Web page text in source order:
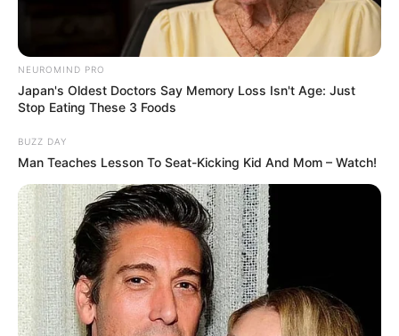
NEUROMIND PRO
Japan's Oldest Doctors Say Memory Loss Isn't Age: Just
Stop Eating These 3 Foods
BUZZ DAY
Man Teaches Lesson To Seat-Kicking Kid And Mom – Watch!